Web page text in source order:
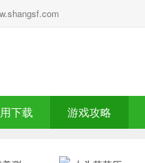
下载 游戏攻略